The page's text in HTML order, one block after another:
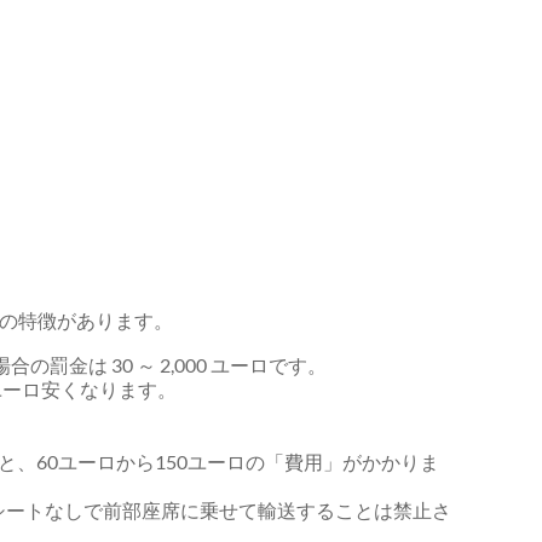
特徴があります。
の罰金は 30 ～ 2,000 ユーロです。
ロ安くなります。
、60ユーロから150ユーロの「費用」がかかりま
トなしで前部座席に乗せて輸送することは禁止さ